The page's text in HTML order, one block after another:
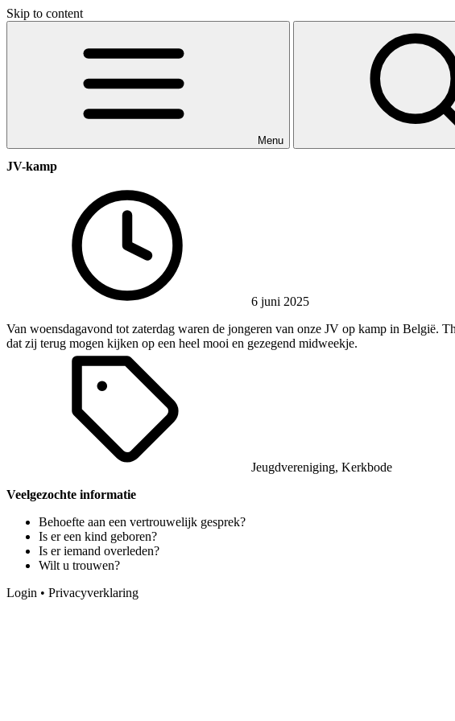
Skip to content
Menu
JV-kamp
6 juni 2025
Van woensdagavond tot zaterdag waren de jongeren van onze JV op kamp in België.
dat zij terug mogen kijken op een heel mooi en gezegend midweekje.
Jeugdvereniging, Kerkbode
Veelgezochte informatie
Behoefte aan een vertrouwelijk gesprek?
Is er een kind geboren?
Is er iemand overleden?
Wilt u trouwen?
Login • Privacyverklaring